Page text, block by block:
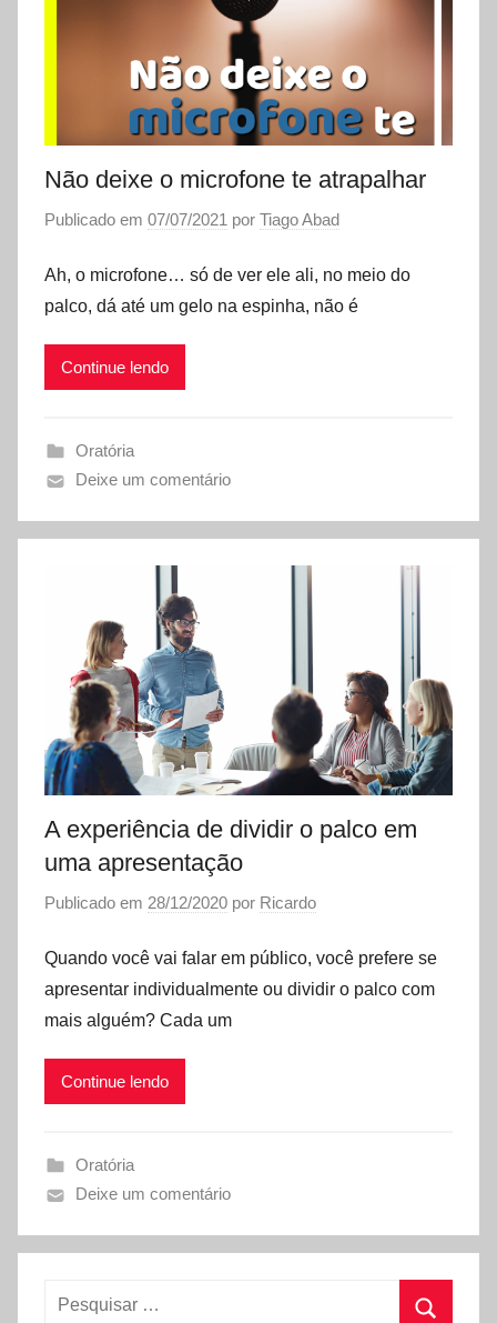
liderança
Não deixe o microfone te atrapalhar
Publicado em 07/07/2021 por Tiago Abad
Ah, o microfone… só de ver ele ali, no meio do
palco, dá até um gelo na espinha, não é
Continue lendo
Oratória
Deixe um comentário
A experiência de dividir o palco em
uma apresentação
Publicado em 28/12/2020 por Ricardo
Quando você vai falar em público, você prefere se
apresentar individualmente ou dividir o palco com
mais alguém? Cada um
Continue lendo
Oratória
Deixe um comentário